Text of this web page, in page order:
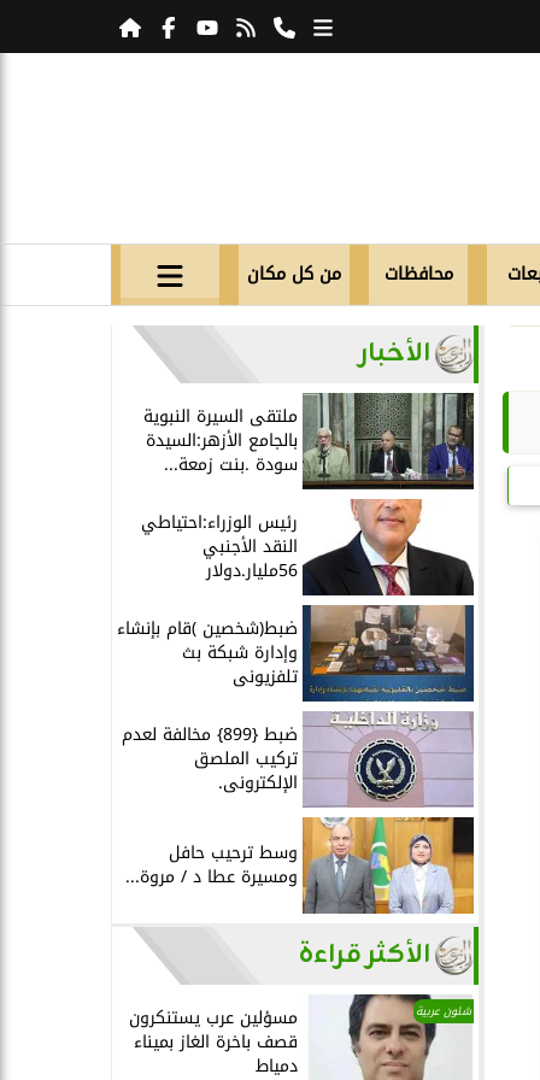
محافظات من كل مكان
الأخبار
ملتقى السيرة النبوية
بالجامع الأزهر:السيدة
سودة .بنت زمعة...
رئيس الوزراء:احتياطي
النقد الأجنبي
56مليار.دولار
ضبط(شخصين )قام بإنشاء
وإدارة شبكة بث
تلفزيونى
ضبط {899} مخالفة لعدم
تركيب الملصق
الإلكترونى.
وسط ترحيب حافل
ومسيرة عطا د / مروة...
الأكثر قراءة
شئون عربية مسؤلين عرب يستنكرون
قصف باخرة الغاز بميناء
دمياط